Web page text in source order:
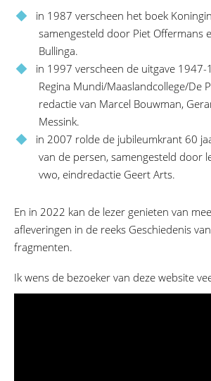
in 1987 verscheen het boek
samengesteld door Piet Offermans
Bullinga.
in 1997 verscheen de uitgave
Regina Mundi/Maaslandcollege/De
redactie van Marcel Bouwman,
Messink.
in 2007 rolde de jubileumkrant 60
van de persen, samengesteld door
vwo, eindredactie Geert Arts.
En in 2022 kan de lezer genieten van
afleveringen in de reeks Geschiedenis
fragmenten.
Ik wens de bezoeker van deze website